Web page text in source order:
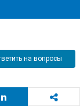
на вопросы